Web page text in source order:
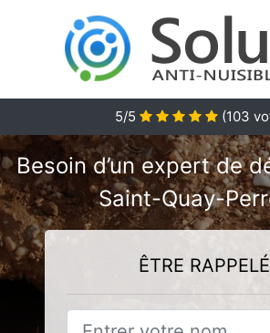
5/5 (103
Besoin d’un expert de
Saint-Quay-
ÊTRE RAPPELÉ